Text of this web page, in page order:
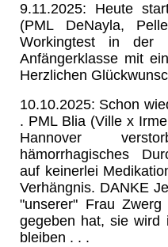
9.11.2025: Heute
(PML DeNayla,
Workingtest in der
Anfängerklasse mit
Herzlichen
10.10.2025: Schon
. PML Blia (Ville x
Hannover
hämorrhagisches
auf keinerlei
Verhängnis. DANKE
"unserer" Frau
gegeben hat, sie wird
bleiben . . .